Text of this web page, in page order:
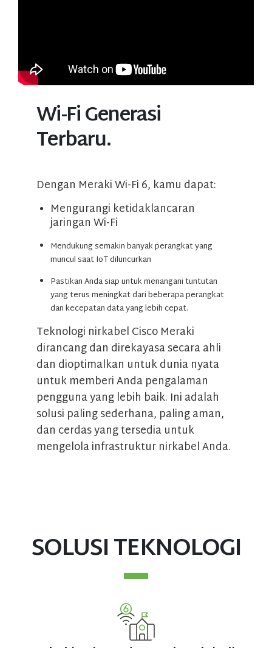
Wi-Fi Generasi
Terbaru.
Dengan Meraki Wi-Fi 6, kamu dapat:
Mengurangi ketidaklancaran
jaringan Wi-Fi
Mendukung semakin banyak perangkat yang
muncul saat IoT diluncurkan
Pastikan Anda siap untuk menangani tuntutan
yang terus meningkat dari beberapa perangkat
dan kecepatan data yang lebih cepat.
Teknologi nirkabel Cisco Meraki
dirancang dan direkayasa secara ahli
dan dioptimalkan untuk dunia nyata
untuk memberi Anda pengalaman
pengguna yang lebih baik. Ini adalah
solusi paling sederhana, paling aman,
dan cerdas yang tersedia untuk
mengelola infrastruktur nirkabel Anda.
SOLUSI TEKNOLOGI